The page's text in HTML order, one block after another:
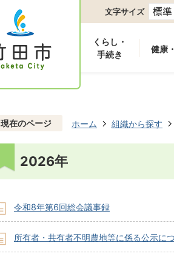
文字サイズ
くらし・
手続き
健康
現在のページ ホーム 組織から探す
2026年
令和8年第6回総会議事録
所有者・共有者不明農地等に係る公示に